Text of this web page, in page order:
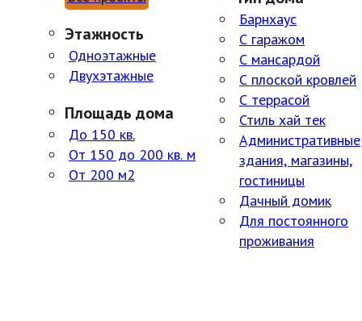
Этажность
Одноэтажные
Двухэтажные
Площадь дома
До 150 кв.
От 150 до 200 кв. м
От 200 м2
Барнхаус
С гаражом
С мансардой
С плоской кровлей
С террасой
Стиль хай тек
Административные
здания, магазины,
гостиницы
Дачный домик
Для постоянного
проживания